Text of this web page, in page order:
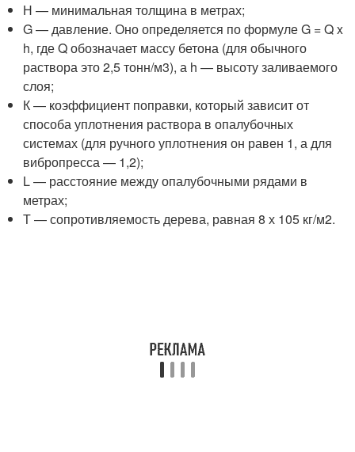
Н — минимальная толщина в метрах;
G — давление. Оно определяется по формуле G = Q x
h, где Q обозначает массу бетона (для обычного
раствора это 2,5 тонн/м3), а h — высоту заливаемого
слоя;
К — коэффициент поправки, который зависит от
способа уплотнения раствора в опалубочных
системах (для ручного уплотнения он равен 1, а для
вибропресса — 1,2);
L — расстояние между опалубочными рядами в
метрах;
Т — сопротивляемость дерева, равная 8 х 105 кг/м2.